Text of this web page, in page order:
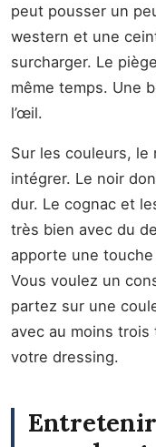
peut pousser un
western et une
surcharger. Le
même temps. Une
l’œil.
Sur les couleurs, le
intégrer. Le noir
dur. Le cognac et
très bien avec du
apporte une
Vous voulez un
partez sur une
avec au moins
votre dressing.
Entretenir